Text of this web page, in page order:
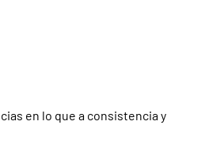
en lo que a consistencia y